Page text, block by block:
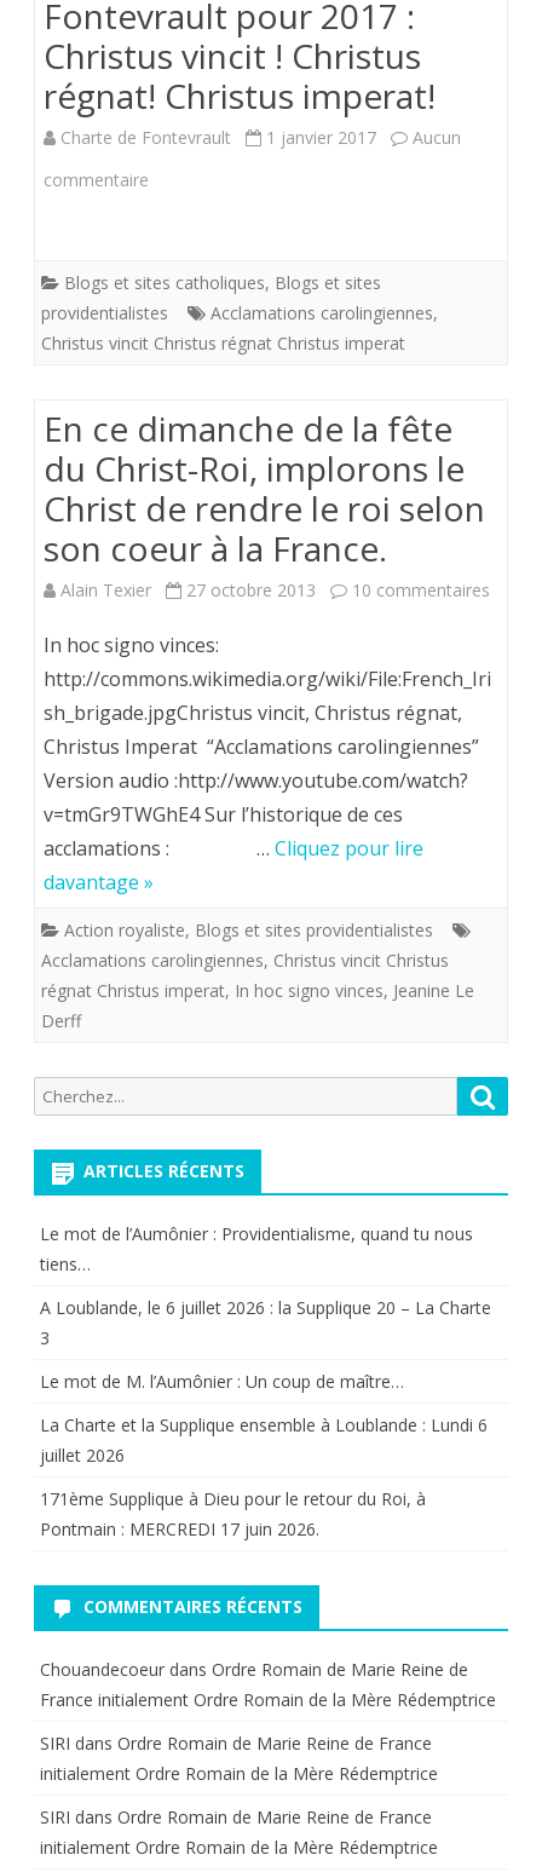
Fontevrault pour 2017 :
Christus vincit ! Christus
régnat! Christus imperat!
Charte de Fontevrault 1 janvier 2017
Aucun
commentaire
de
la
de
Fontevrault
pour
2017
Christus
vincit
!
Christus
régnat!
Christus
Blogs et sites catholiques, Blogs et sites
providentialistes
Acclamations carolingiennes,
Christus vincit Christus régnat Christus imperat
En ce dimanche de la fête
du Christ-Roi, implorons le
Christ de rendre le roi selon
son coeur à la France.
Alain Texier 27 octobre 2013 10 commentaires
ce
Christ
selon
In hoc signo vinces:
http://commons.wikimedia.org/wiki/File:French_Iri
sh_brigade.jpgChristus vincit, Christus régnat,
Christus Imperat “Acclamations carolingiennes”
Version audio :http://www.youtube.com/watch?
v=tmGr9TWGhE4 Sur l’historique de ces
acclamations : … Cliquez pour lire
davantage »
Action royaliste, Blogs et sites providentialistes
Acclamations carolingiennes, Christus vincit Christus
régnat Christus imperat, In hoc signo vinces, Jeanine Le
Derff
Recherche
pour:
ARTICLES RÉCENTS
Le mot de l’Aumônier : Providentialisme, quand tu nous
tiens…
A Loublande, le 6 juillet 2026 : la Supplique 20 – La Charte
3
Le mot de M. l’Aumônier : Un coup de maître…
La Charte et la Supplique ensemble à Loublande : Lundi 6
juillet 2026
171ème Supplique à Dieu pour le retour du Roi, à
Pontmain : MERCREDI 17 juin 2026.
COMMENTAIRES RÉCENTS
Chouandecoeur dans Ordre Romain de Marie Reine de
France initialement Ordre Romain de la Mère Rédemptrice
SIRI dans Ordre Romain de Marie Reine de France
initialement Ordre Romain de la Mère Rédemptrice
SIRI dans Ordre Romain de Marie Reine de France
initialement Ordre Romain de la Mère Rédemptrice